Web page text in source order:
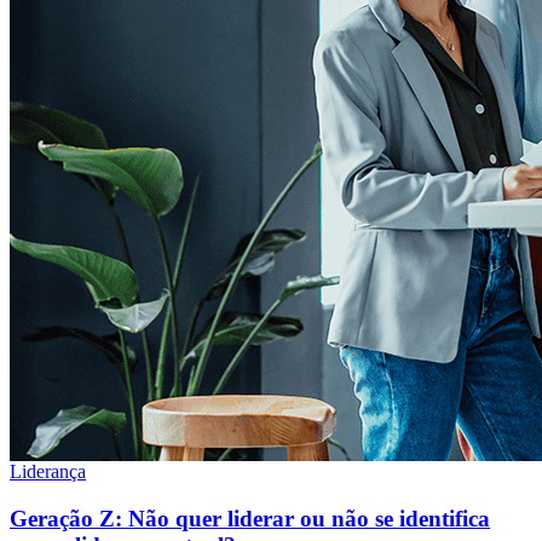
Liderança
Geração Z: Não quer liderar ou não se identifica